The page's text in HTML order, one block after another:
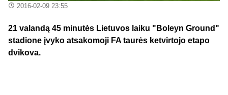
2016-02-09 23:55
21 valandą 45 minutės Lietuvos laiku "Boleyn Ground"
stadione įvyko atsakomoji FA taurės ketvirtojo etapo
dvikova.